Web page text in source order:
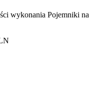
wykonania Pojemniki na